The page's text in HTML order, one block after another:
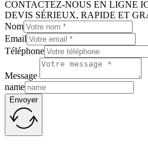
CONTACTEZ-NOUS EN LIGNE
DEVIS SÉRIEUX, RAPIDE ET
Nom
Email
Téléphone
Message
name
Envoyer